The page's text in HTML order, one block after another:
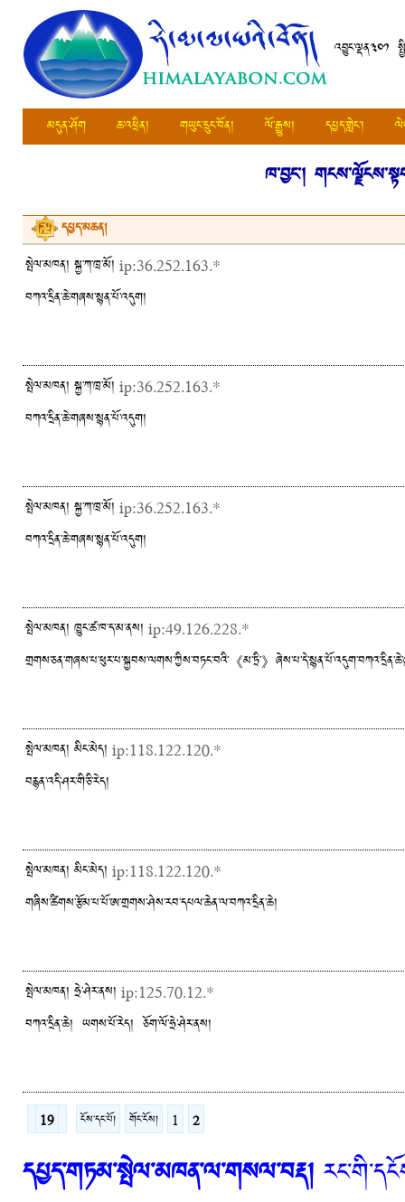
འབྱུང་ལྡན༣༠༡
མདུན་ཤོག ཆ་འཕྲིན། གཡུང་དྲུང་བོན། ལོ་རྒྱུས། དཔྱད་གླེང་།
ཁ་བྱང་།
དཔྱད་མཆན།
སྤེལ་མཁན། སྐྱ་ཀ་ཁྲ་མོ། ip:36.252.163.*
བཀའ་དྲིན་ཆེ་གཞས་སྙན་པོ་འདུག།
སྤེལ་མཁན། སྐྱ་ཀ་ཁྲ་མོ། ip:36.252.163.*
བཀའ་དྲིན་ཆེ་གཞས་སྙན་པོ་འདུག།
སྤེལ་མཁན། སྐྱ་ཀ་ཁྲ་མོ། ip:36.252.163.*
བཀའ་དྲིན་ཆེ་གཞས་སྙན་པོ་འདུག།
སྤེལ་མཁན། ཁྱུང་ཚ་ཁ་ད་མ་ནས། ip:49.126.228.*
གྲགས་ཅན་གཞས་པ་ཕུར་པ་སྐྱབས་ལགས་ཀྱིས་བཏང་བའི་《མ་ཏྲི་》
སྤེལ་མཁན། མིང་མེད། ip:118.122.120.*
བརྙན་འདི་ཤར་གི་ཅི་རེད།
སྤེལ་མཁན། མིང་མེད། ip:118.122.120.*
གཞིས་ཚིགས་རྩོམ་པ་པོ་ཨ་གྲགས་ཤེས་རབ་དཔལ་ཆེན་ལ་བཀའ་དྲིན་ཆེ།
སྤེལ་མཁན། ཧྲེ་ཤེར་ནས། ip:125.70.12.*
བཀའ་དྲིན་ཆེ། ཡགས་པོ་རེད། ཅོག་ལོ་ཧྲེ་ཤེར་ནས།
19 ངོས་དང་པོ། གོང་ངོས། 1 2
དཔྱད་གཏམ་སྤེལ་མཁན་ལ་གསལ་བརྡ།